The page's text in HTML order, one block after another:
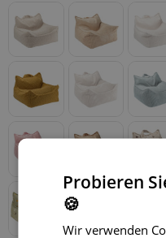
Probieren
🍪
Wir verwenden